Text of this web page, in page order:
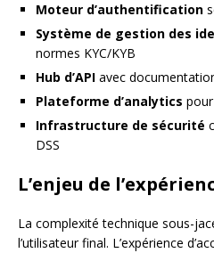
Moteur d’authentification
Système de gestion des
normes KYC/KYB
Hub d’API avec
Plateforme d’analytics
Infrastructure de sécurité
DSS
L’enjeu de
La complexité technique sous-
l’utilisateur final. L’expérience